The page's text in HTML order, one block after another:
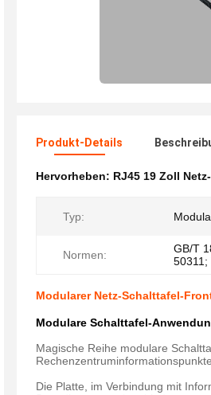
Produkt-Details
Hervorheben: RJ45 19 Zoll
Typ:
Normen:
GB/T
50311;
Modularer Netz-Schalttafel-
Modulare Schalttafel-
Magische Reihe modulare
Die Platte, im Verbindung mit